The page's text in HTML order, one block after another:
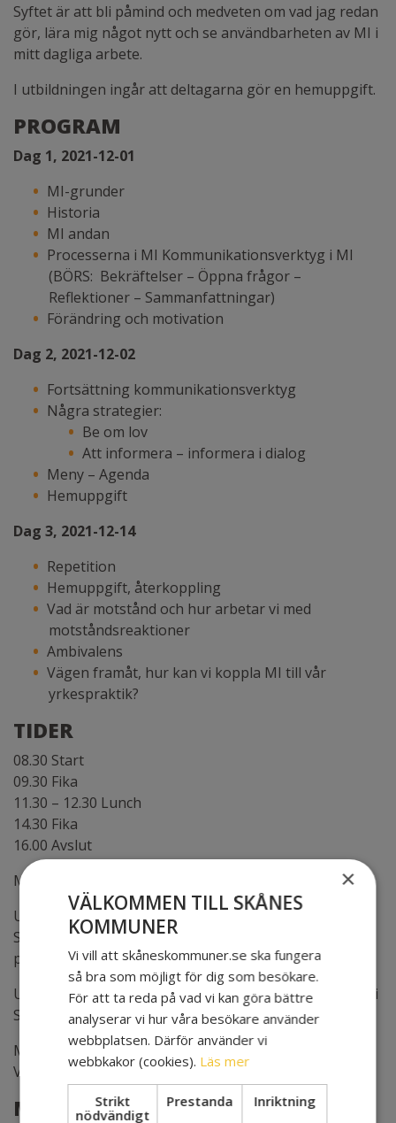
Syftet är att bli påmind och medveten om vad jag redan
gör, lära mig något nytt och se användbarheten av MI i
mitt dagliga arbete.
I utbildningen ingår att deltagarna gör en hemuppgift.
PROGRAM
Dag 1, 2021-12-01
MI-grunder
Historia
MI andan
Processerna i MI Kommunikationsverktyg i MI
(BÖRS: Bekräftelser – Öppna frågor –
Reflektioner – Sammanfattningar)
Förändring och motivation
Dag 2, 2021-12-02
Fortsättning kommunikationsverktyg
Några strategier:
Be om lov
Att informera – informera i dialog
Meny – Agenda
Hemuppgift
Dag 3, 2021-12-14
Repetition
Hemuppgift, återkoppling
Vad är motstånd och hur arbetar vi med
motståndsreaktioner
Ambivalens
Vägen framåt, hur kan vi koppla MI till vår
yrkespraktik?
TIDER
08.30 Start
09.30 Fika
11.30 – 12.30 Lunch
14.30 Fika
16.00 Avslut
Max 20 deltagare
Utbildningen är en del i Skånes Kommuner och Region
Skånes arbete med den statliga överenskommelsen
psykisk hälsa och suicidprevention.
Utbildningen är kostnadsfri och riktar sig till anställda i
Skånes kommuner och Region Skåne.
Maximalt två deltagare per kommun eller verksamhet.
Vid stort intresse fördelas platserna geografiskt.
MI-TRÄNARE:
×
VÄLKOMMEN TILL SKÅNES
KOMMUNER
Vi vill att skåneskommuner.se ska fungera
så bra som möjligt för dig som besökare.
För att ta reda på vad vi kan göra bättre
analyserar vi hur våra besökare använder
webbplatsen. Därför använder vi
webbkakor (cookies). Läs mer
Strikt
nödvändigt
Prestanda Inriktning